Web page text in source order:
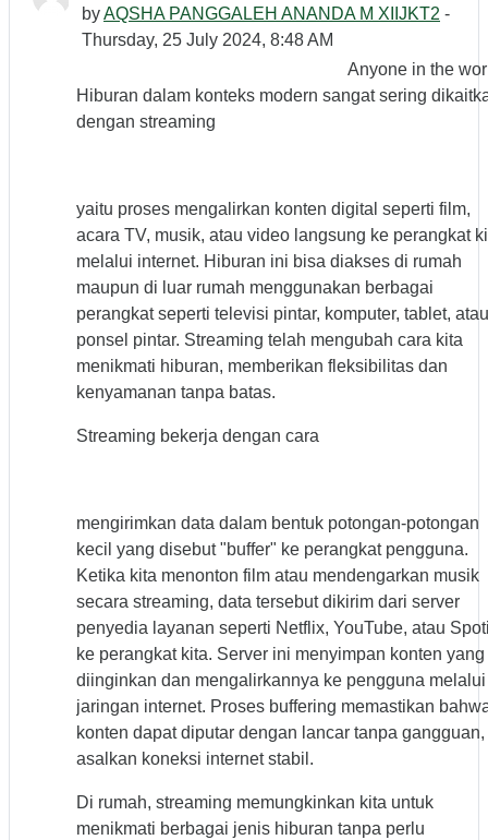
byAQSHA PANGGALEH ANANDA M XIIJKT2 -
Thursday, 25 July 2024, 8:48 AM
Anyone in the
Hiburan dalam konteks modern sangat sering
dengan streaming
yaitu proses mengalirkan konten digital seperti film,
acara TV, musik, atau video langsung ke perangkat
melalui internet. Hiburan ini bisa diakses di rumah
maupun di luar rumah menggunakan berbagai
perangkat seperti televisi pintar, komputer, tablet, atau
ponsel pintar. Streaming telah mengubah cara kita
menikmati hiburan, memberikan fleksibilitas dan
kenyamanan tanpa batas.
Streaming bekerja dengan cara
mengirimkan data dalam bentuk potongan-potongan
kecil yang disebut "buffer" ke perangkat pengguna.
Ketika kita menonton film atau mendengarkan musik
secara streaming, data tersebut dikirim dari server
penyedia layanan seperti Netflix, YouTube, atau
ke perangkat kita. Server ini menyimpan konten yang
diinginkan dan mengalirkannya ke pengguna melalui
jaringan internet. Proses buffering memastikan
konten dapat diputar dengan lancar tanpa gangguan,
asalkan koneksi internet stabil.
Di rumah, streaming memungkinkan kita untuk
menikmati berbagai jenis hiburan tanpa perlu